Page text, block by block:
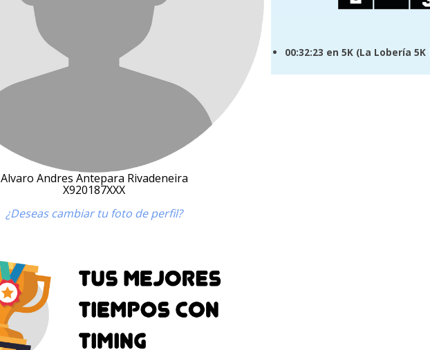
Alvaro Andres Antepara Rivadeneira
X920187XXX
¿Deseas cambiar tu foto de perfil?
00:32:23 en 5K (La Lobería 5K